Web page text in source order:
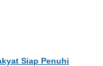
Siap Penuhi